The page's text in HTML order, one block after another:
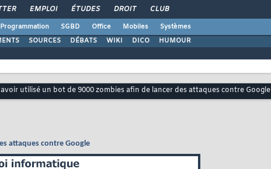
EMPLOI ÉTUDES DROIT CLUB
Programmation SGBD Office Mobiles
Systèmes
SOURCES DÉBATS WIKI DICO HUMOUR
utilisé un bot de 9000 zombies afin de lancer des attaques contre Google
attaques contre Google